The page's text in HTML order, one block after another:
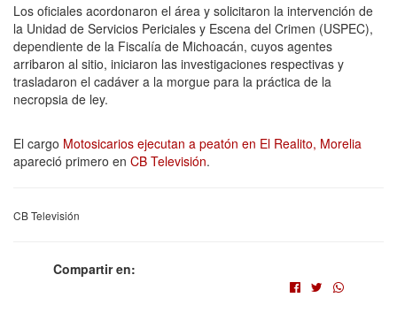
Los oficiales acordonaron el área y solicitaron la intervención de
la Unidad de Servicios Periciales y Escena del Crimen (USPEC),
dependiente de la Fiscalía de Michoacán, cuyos agentes
arribaron al sitio, iniciaron las investigaciones respectivas y
trasladaron el cadáver a la morgue para la práctica de la
necropsia de ley.
El cargo Motosicarios ejecutan a peatón en El Realito, Morelia
apareció primero en CB Televisión.
CB Televisión
Compartir en: